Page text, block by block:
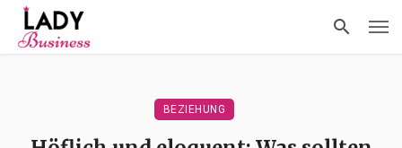
BEZIEHUNG